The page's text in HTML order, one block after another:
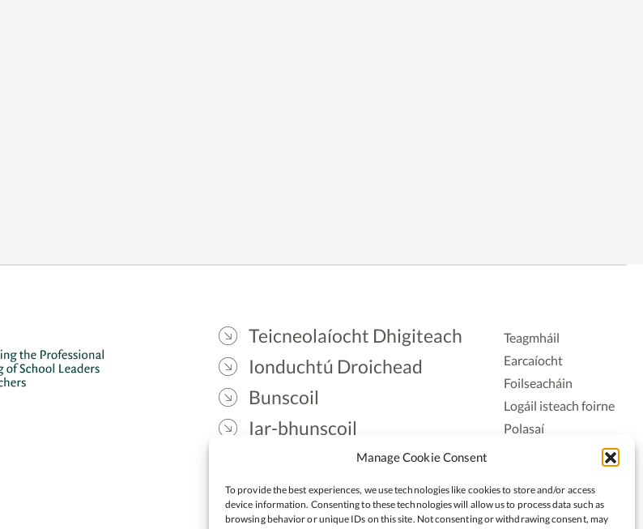
Manage Cookie Consent
To provide the best experiences, we use technologies like cookies to store and/or access
device information. Consenting to these technologies will allow us to process data such as
browsing behavior or unique IDs on this site. Not consenting or withdrawing consent, may
Teicneolaíocht Dhigiteach
Ionduchtú Droichead
Bunscoil
Iar-bhunscoil
Ceannaireacht
Teagmháil
Earcaíocht
Foilseacháin
Logáil isteach foirne
Polasaí
Rochtain